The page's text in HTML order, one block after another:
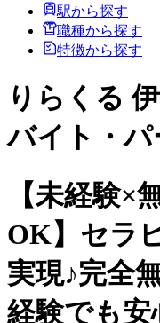
駅から探す
職種から探す
特徴から探す
りらくる
バイト・パ
【未経験×
OK】セラ
実現♪完全
経験でも